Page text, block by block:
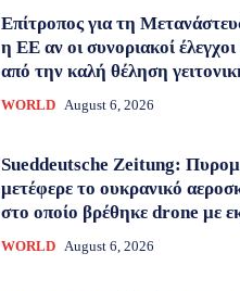
Επίτροπος για τη
η ΕΕ αν οι συνοριακοί
από την καλή θέληση
WORLD August 6, 2026
Sueddeutsche Zeitung:
μετέφερε το ουκρανικό
στο οποίο βρέθηκε drone με
WORLD August 6, 2026